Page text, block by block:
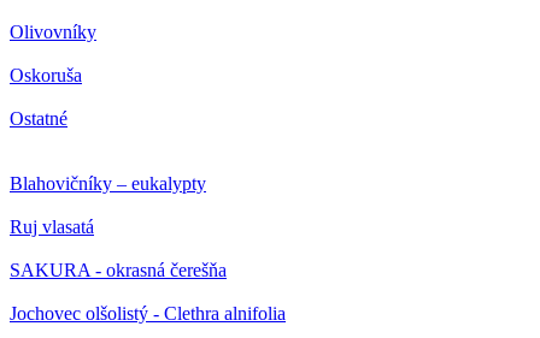
Olivovníky
Oskoruša
Ostatné
Blahovičníky – eukalypty
Ruj vlasatá
SAKURA - okrasná čerešňa
Jochovec olšolistý - Clethra alnifolia